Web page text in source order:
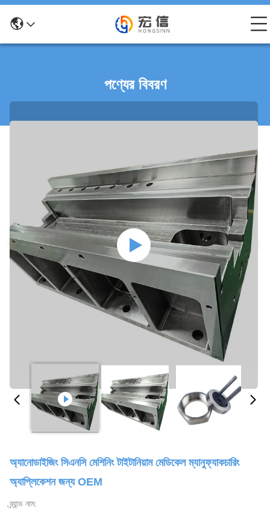
পণ্যের বিবরণ
অ্যানোডাইজিং সিএনসি মেশিনিং টাইটানিয়াম মেডিকেল ম্যানুফ্যাকচারিং
অ্যাপ্লিকেশন জন্য OEM
ব্র্যান্ড নাম: